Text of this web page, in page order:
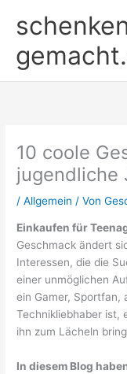
Inhalt
10 coole
jugendliche
/Allgemein / Von
Einkaufen für
Geschmack ändert
Interessen, die die
einer unmöglichen
ein Gamer, Sportfan,
Technikliebhaber ist,
ihn zum Lächeln
In diesem Blog